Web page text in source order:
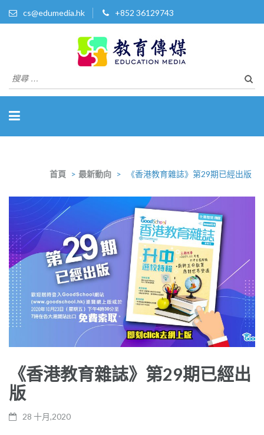
cs@edumedia.hk +852 36129743
教育傳媒集團有限公司
搜
尋
首頁 > 最新動向 > 《香港教育雜誌》第29期已經出版
《香港教育雜誌》第29期已經出
版
28 十月,2020